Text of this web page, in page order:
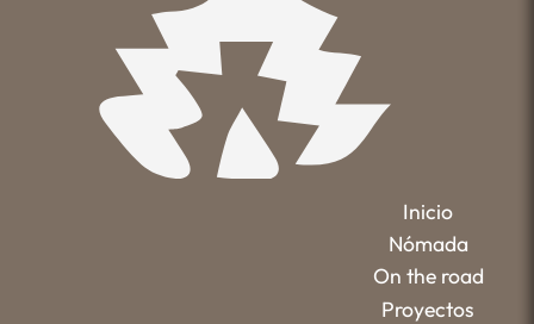
Inicio
Nómada
On the road
Proyectos